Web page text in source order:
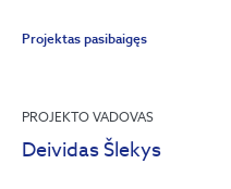
Projektas pasibaigęs
PROJEKTO VADOVAS
Deividas Šlekys